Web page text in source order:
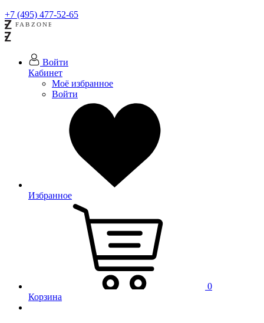
+7 (495) 477-52-65
Войти
Кабинет
Моё избранное
Войти
Избранное
0
Корзина